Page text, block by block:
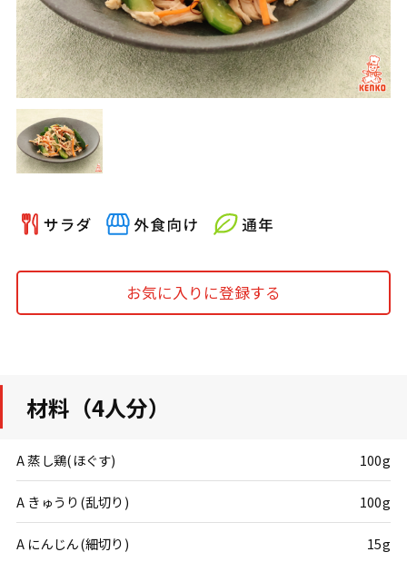
お気に入りに登録する
材料（4人分）
A 蒸し鶏(ほぐす) 100g
A きゅうり(乱切り) 100g
A にんじん(細切り) 15g